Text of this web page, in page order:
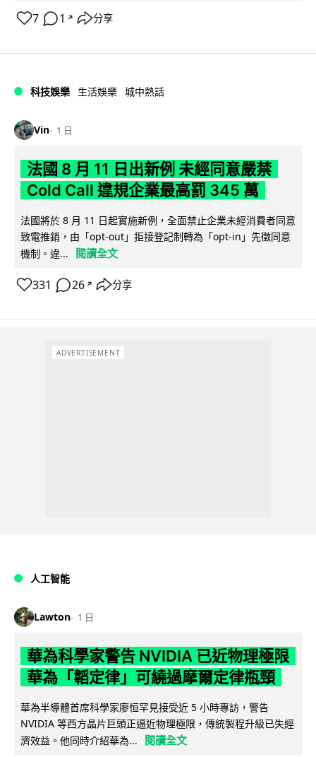
7 1 ↗ 分享
科技娛樂 生活娛樂 城中熱話
Vin 1 日
法國 8 月 11 日出新例 未經同意嚴禁
Cold Call 違規企業最高罰 345 萬
法國將於 8 月 11 日起實施新例，全面禁止企業未經消費者同意
致電推銷，由「opt-out」拒接登記制轉為「opt-in」先徵同意
機制。違...
閱讀全文
331 26 ↗ 分享
ADVERTISEMENT
人工智能
Lawton 1 日
華為科學家警告 NVIDIA 已近物理極限
華為「韜定律」可繞過摩爾定律瓶頸
華為半導體首席科學家廖恒罕見接受近 5 小時專訪，警告
NVIDIA 等西方晶片巨頭正逼近物理極限，傳統製程升級已失經
濟效益。他同時介紹華為...
閱讀全文